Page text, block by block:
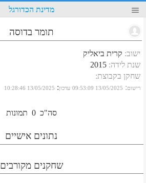
מדינת הכדורגל
תומר בדוסה
ישוב: קרית ביאליק
שנת לידה:
2015
שחקן בקבוצת:
רישום:
13/05/2025 09:53:09 עדכון:
13/05/2025 10:28:46
סה"כ 0 תמונות
נתונים אישיים
שחקנים מקורבים